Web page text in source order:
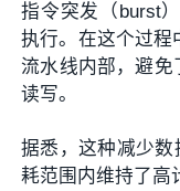
指令突发（burst
执行。在这个过程
流水线内部，避免
读写。
据悉，这种减少
耗范围内维持了高